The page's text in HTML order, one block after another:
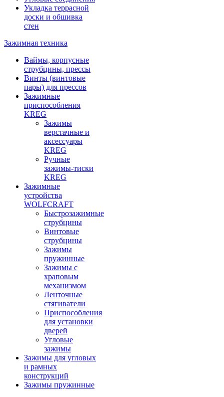
Укладка террасной
доски и обшивка
стен
Зажимная техника
Ваймы, корпусные
струбцины, прессы
Винты (винтовые
пары) для прессов
Зажимные
приспособления
KREG
Зажимы
верстачные и
аксессуары
KREG
Ручные
зажимы-тиски
KREG
Зажимные
устройства
WOLFCRAFT
Быстрозажимные
струбцины
Винтовые
струбцины
Зажимы
пружинные
Зажимы с
храповым
механизмом
Ленточные
стягиватели
Приспособления
для установки
дверей
Угловые
зажимы
Зажимы для угловых
и рамных
конструкций
Зажимы пружинные